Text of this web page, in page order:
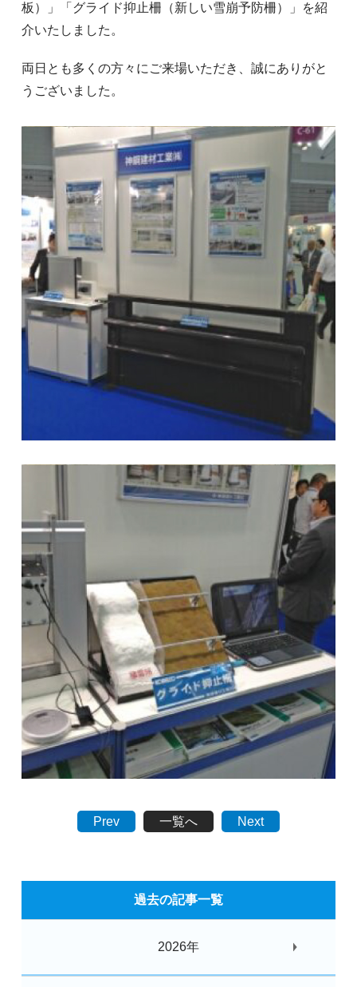
過去の記事一覧
2026年
板）」「グライド抑止柵（新しい雪崩予防柵）」を紹
介いたしました。
両日とも多くの方々にご来場いただき、誠にありがと
うございました。
Prev 一覧へ Next